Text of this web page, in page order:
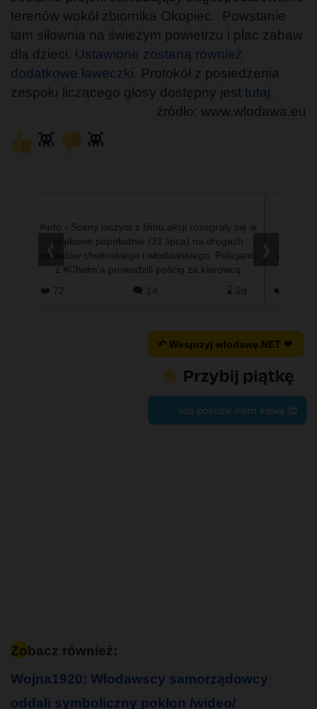
terenów wokół zbiornika Okopiec. Powstanie
tam siłownia na świeżym powietrzu i plac zabaw
dla dzieci. Ustawione zostaną również
dodatkowe ławeczki. Protokół z posiedzenia
zespołu liczącego głosy dostępny jest tutaj.
źródło: www.wlodawa.eu
👾 👾
#info - Sceny niczym z filmu akcji rozegrały się w
piątkowe popołudnie (31 lipca) na drogach
powiatów chełmskiego i włodawskiego. Policjanci
z #Chełm'a prowadzili pościg za kierowcą
nissana qashqaia, …
❤️ 72 🗨️ 14 ⌛ 2d ❤️ 0
❯
↶ Wesprzyj wlodawę.NET ❤
lub postaw nam kawę 😍
Zobacz również:
Wojna1920: Włodawscy samorządowcy
oddali symboliczny pokłon /wideo/